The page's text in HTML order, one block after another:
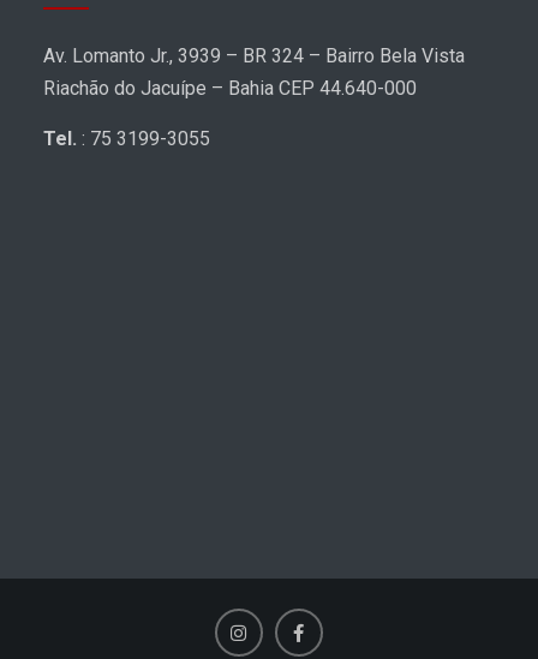
Av. Lomanto Jr., 3939 – BR 324 – Bairro Bela Vista
Riachão do Jacuípe – Bahia CEP 44.640-000
Tel. : 75 3199-3055